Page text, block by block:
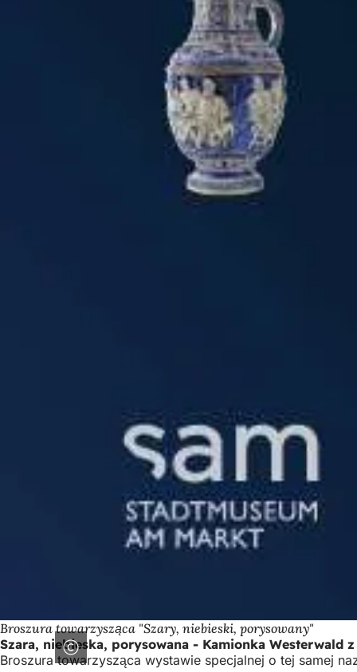
Broszura towarzysząca "Szary, niebieski, porysowany"
Szara, niebieska, porysowana - Kamionka Westerwald
Broszura towarzysząca wystawie specjalnej o tej samej